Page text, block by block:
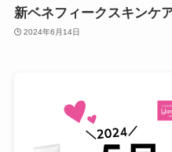
新ベネフィークスキンケ
2024年6月14日